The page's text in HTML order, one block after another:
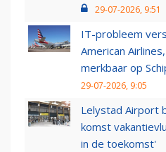
29-07-2026, 9:51
IT-probleem
American
merkbaar op
29-07-2026, 9:05
Lelystad Airport
komst
in de toekomst'